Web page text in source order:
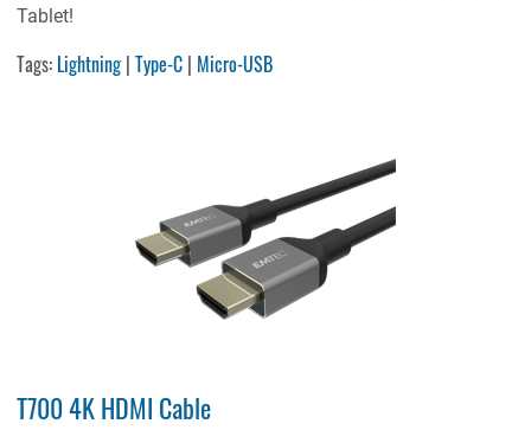
Tablet!
Tags: Lightning |Type-C | Micro-USB
T700 4K HDMI Cable